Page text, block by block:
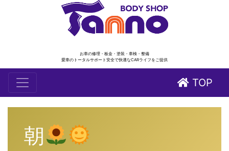
お車の修理・板金・塗装・車検・整備
愛車のトータルサポート安全で快適なCARライフをご提供
TOP
朝